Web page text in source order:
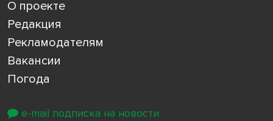
О проекте
Редакция
Рекламодателям
Вакансии
Погода
e-mail подписка на новости